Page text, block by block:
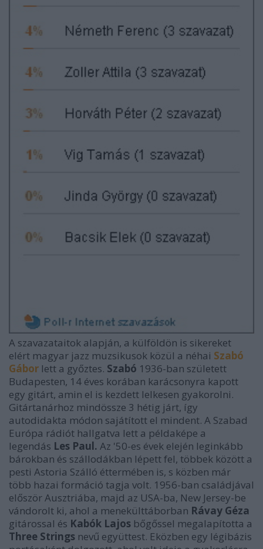
A szavazataitok alapján, a külföldön is sikereket
elért magyar jazz muzsikusok közül a néhai Szabó
Gábor lett a győztes. Szabó 1936-ban született
Budapesten, 14 éves korában karácsonyra kapott
egy gitárt, amin el is kezdett lelkesen gyakorolni.
Gitártanárhoz mindössze 3 hétig járt, így
autodidakta módon sajátított el mindent. A Szabad
Európa rádiót hallgatva lett a példaképe a
legendás Les Paul. Az '50-es évek elején leginkább
bárokban és szállodákban lépett fel, többek között a
pesti Astoria Szálló éttermében is, s közben már
több hazai formáció tagja volt. 1956-ban családjával
először Ausztriába, majd az USA-ba, New Jersey-be
vándorolt ki, ahol a menekülttáborban Rávay Géza
gitárossal és Kabók Lajos bőgőssel megalapította a
Three Strings nevű együttest. Eközben egy légibázis